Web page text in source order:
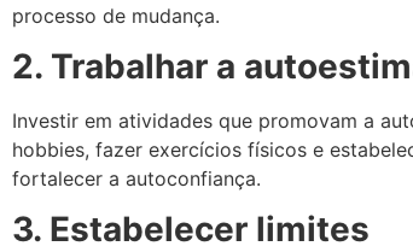
processo de mudança.
2. Trabalhar a
Investir em atividades que promovam a
hobbies, fazer exercícios físicos e
fortalecer a autoconfiança.
3. Estabelecer limites